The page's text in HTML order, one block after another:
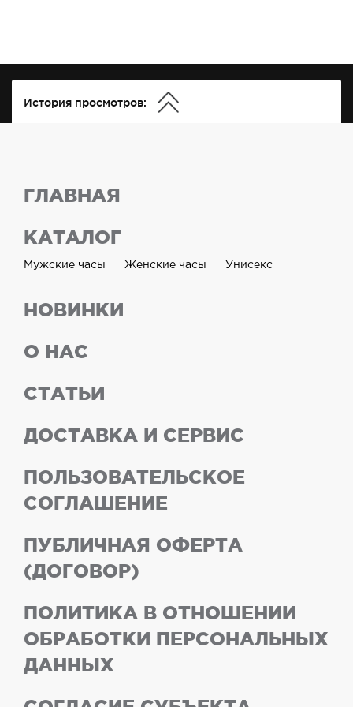
История просмотров:
ГЛАВНАЯ
КАТАЛОГ
Мужские часы Женские часы Унисекс
НОВИНКИ
О НАС
СТАТЬИ
ДОСТАВКА И СЕРВИС
ПОЛЬЗОВАТЕЛЬСКОЕ
СОГЛАШЕНИЕ
ПУБЛИЧНАЯ ОФЕРТА
(ДОГОВОР)
ПОЛИТИКА В ОТНОШЕНИИ
ОБРАБОТКИ ПЕРСОНАЛЬНЫХ
ДАННЫХ